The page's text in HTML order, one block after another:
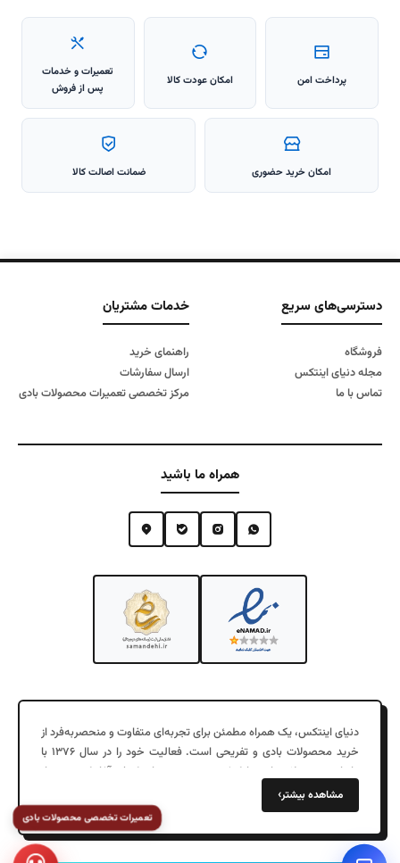
پرداخت امن امکان عودت کالا
تعمیرات و خدمات
پس از فروش
امکان خرید حضوری ضمانت اصالت کالا
دسترسی‌های سریع
فروشگاه
مجله دنیای اینتکس
تماس با ما
خدمات مشتریان
راهنمای خرید
ارسال سفارشات
مرکز تخصصی تعمیرات محصولات بادی
همراه ما باشید
دنیای اینتکس، یک همراه مطمئن برای تجربه‌ای متفاوت و منحصربه‌فرد از
خرید محصولات بادی و تفریحی است. فعالیت خود را در سال ۱۳۷۶ با
واردات محصولات بادی با کیفیت در جزیره زیبای کیش آغاز کرد. پس از
دفتر مرکزی خود را در تهران افتتاح کردیم و فروش اینترنتی را به خدمات
خود اضافه کردیم.
فروشگاه ما با ارائه محصولاتی مانند کالای خواب بادی، استخر بادی، قایق
مشاهده بیشتر›
تعمیرات تخصصی محصولات بادی